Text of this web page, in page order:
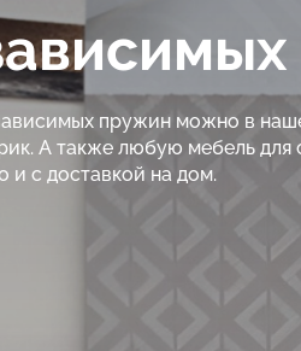
пружин можно в
А также любую мебель для
и с доставкой на дом.